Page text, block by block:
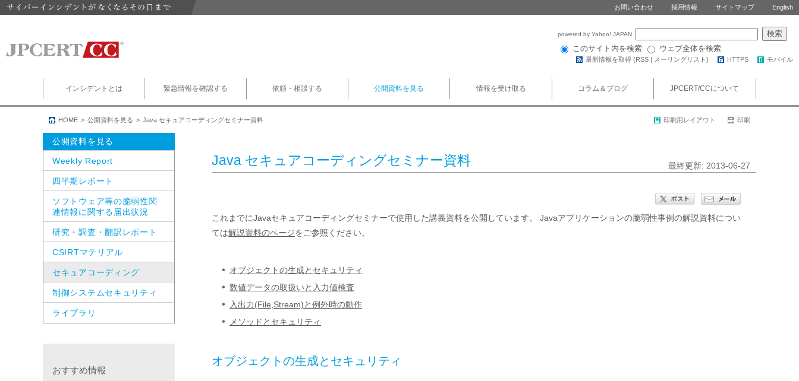
お問い合わせ 採用情報 サイトマップ English
powered by Yahoo! JAPAN
このサイト内を検索 ウェブ全体を検索
最新情報を取得 (RSS | メーリングリスト ) HTTPS モバイル
インシデントとは 緊急情報を確認する 依頼・相談する 公開資料を見る 情報を受け取る コラム＆ブログ JPCERT/CCについて
HOME 公開資料を見る Java セキュアコーディングセミナー資料 印刷用レイアウト 印刷
Java セキュアコーディングセミナー資料 最終更新: 2013-06-27
これまでにJavaセキュアコーディングセミナーで使用した講義資料を公開しています。 Javaアプリケーションの脆弱性事例の解説資料につい
ては解説資料のページをご参照ください。
オブジェクトの生成とセキュリティ
数値データの取扱いと入力値検査
入出力(File,Stream)と例外時の動作
メソッドとセキュリティ
オブジェクトの生成とセキュリティ
公開資料を見る
Weekly Report
四半期レポート
ソフトウェア等の脆弱性関
連情報に関する届出状況
研究・調査・翻訳レポート
CSIRTマテリアル
セキュアコーディング
制御システムセキュリティ
ライブラリ
おすすめ情報